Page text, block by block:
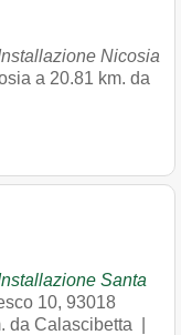
Nicosia
a 20.81 km. da
Santa
10, 93018
da Calascibetta |